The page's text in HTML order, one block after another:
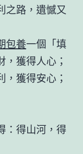
之路，遺憾又
包養一個「填
獲得人心；
獲得安心；
：得山河，得